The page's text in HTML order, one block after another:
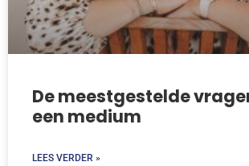
De meestgestelde
een medium
LEES VERDER »